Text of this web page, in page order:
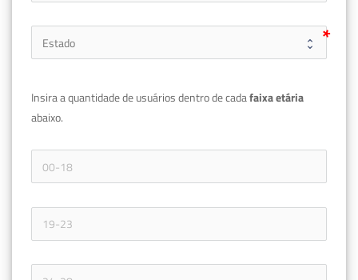
Insira a quantidade de usuários dentro de cada
abaixo.